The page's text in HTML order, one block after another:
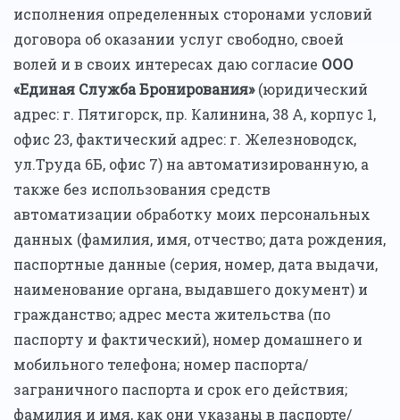
исполнения определенных сторонами условий
договора об оказании услуг свободно, своей
волей и в своих интересах даю согласие ООО
«Единая Служба Бронирования»(юридический
адрес: г. Пятигорск, пр. Калинина, 38 А, корпус 1,
офис 23, фактический адрес: г. Железноводск,
ул.Труда 6Б, офис 7) на автоматизированную, а
также без использования средств
автоматизации обработку моих персональных
данных (фамилия, имя, отчество; дата рождения,
паспортные данные (серия, номер, дата выдачи,
наименование органа, выдавшего документ) и
гражданство; адрес места жительства (по
паспорту и фактический), номер домашнего и
мобильного телефона; номер паспорта/
заграничного паспорта и срок его действия;
фамилия и имя, как они указаны в паспорте/